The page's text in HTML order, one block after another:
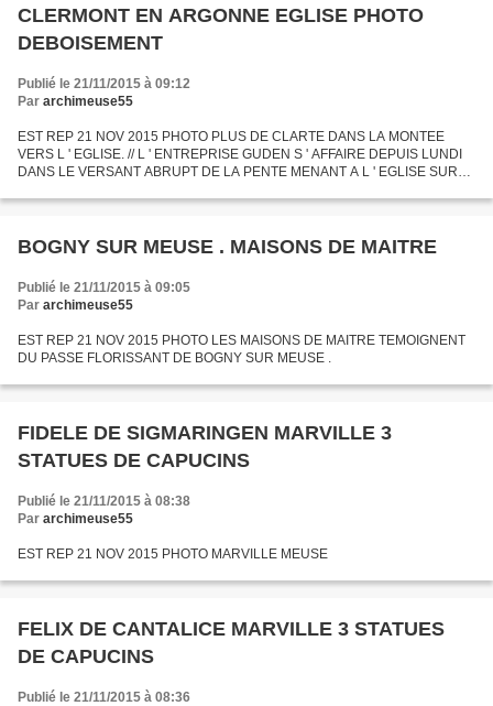
CLERMONT EN ARGONNE EGLISE PHOTO
DEBOISEMENT
Publié le 21/11/2015 à 09:12
Par archimeuse55
EST REP 21 NOV 2015 PHOTO PLUS DE CLARTE DANS LA MONTEE
VERS L ' EGLISE. // L ' ENTREPRISE GUDEN S ' AFFAIRE DEPUIS LUNDI
DANS LE VERSANT ABRUPT DE LA PENTE MENANT A L ' EGLISE SUR
ATTEINT UN STADE...
BOGNY SUR MEUSE . MAISONS DE MAITRE
Publié le 21/11/2015 à 09:05
Par archimeuse55
EST REP 21 NOV 2015 PHOTO LES MAISONS DE MAITRE TEMOIGNENT
DU PASSE FLORISSANT DE BOGNY SUR MEUSE .
FIDELE DE SIGMARINGEN MARVILLE 3
STATUES DE CAPUCINS
Publié le 21/11/2015 à 08:38
Par archimeuse55
EST REP 21 NOV 2015 PHOTO MARVILLE MEUSE
FELIX DE CANTALICE MARVILLE 3 STATUES
DE CAPUCINS
Publié le 21/11/2015 à 08:36